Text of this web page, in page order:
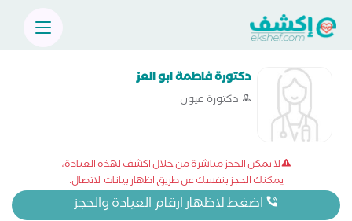
دكتورة فاطمة ابو العز
دكتورة عيون
لا يمكن الحجز مباشرة من خلال اكشف لهذه العيادة،
يمكنك الحجز بنفسك عن طريق اظهار بيانات الاتصال:
اضغط لاظهار ارقام العيادة والحجز